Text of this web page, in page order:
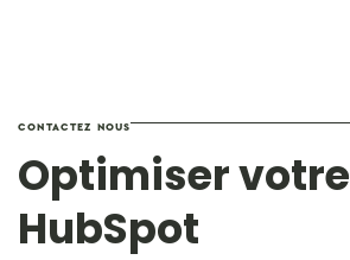
CONTACTEZ NOUS
Optimiser votre
HubSpot